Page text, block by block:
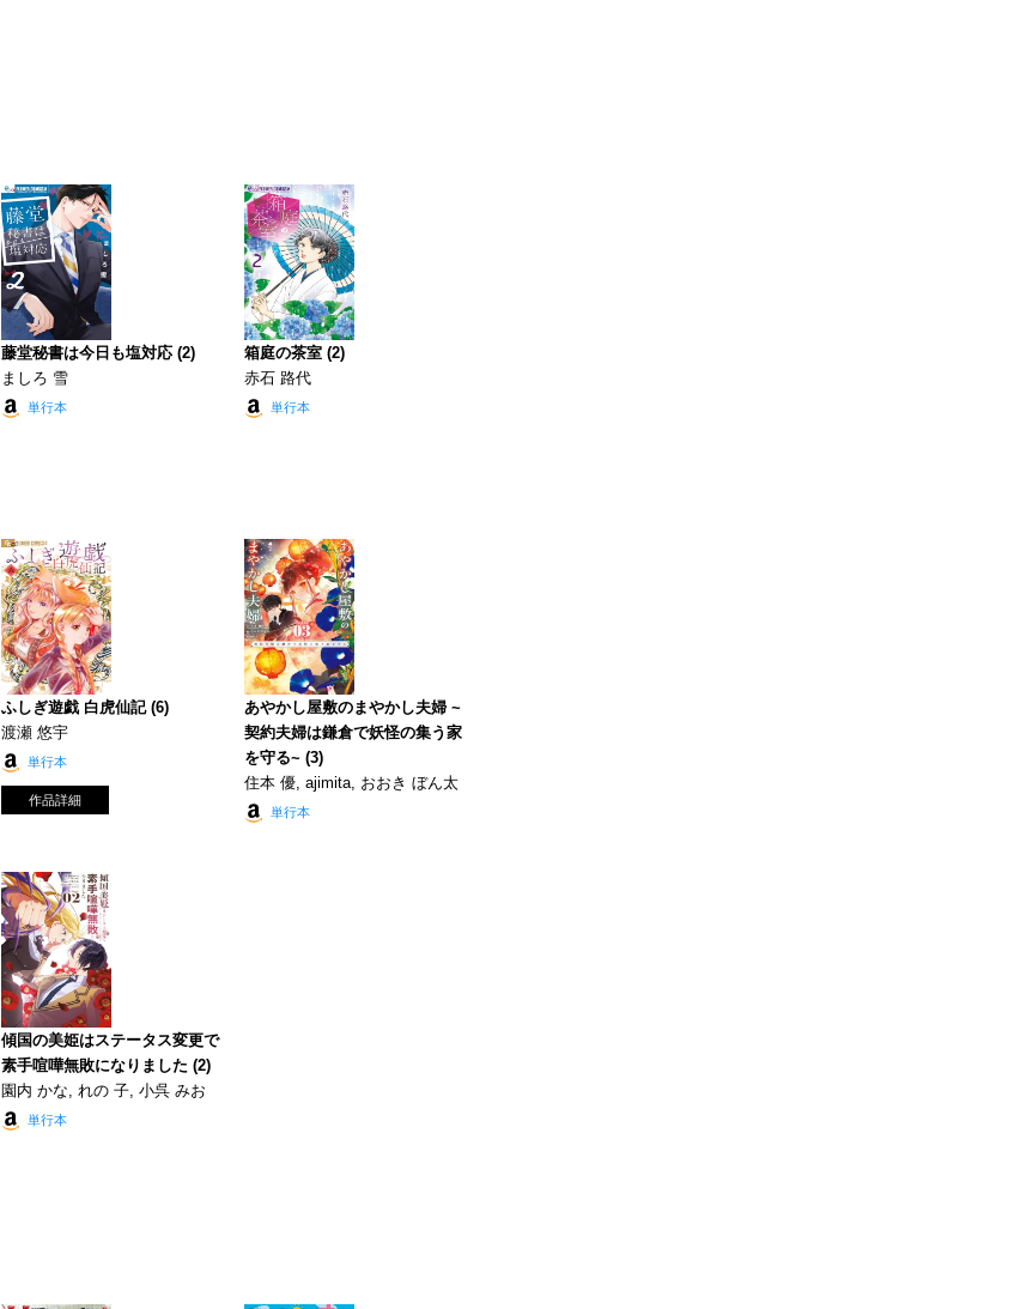
藤堂秘書は今日も塩対応 (2)
ましろ 雪
単行本
箱庭の茶室 (2)
赤石 路代
単行本
ふしぎ遊戯 白虎仙記 (6)
渡瀬 悠宇
単行本
作品詳細
あやかし屋敷のまやかし夫婦 ~
契約夫婦は鎌倉で妖怪の集う家
を守る~ (3)
住本 優, ajimita, おおき ぼん太
単行本
傾国の美姫はステータス変更で
素手喧嘩無敗になりました (2)
園内 かな, れの 子, 小呉 みお
単行本